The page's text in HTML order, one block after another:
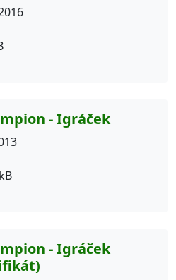
- Igráček
- Igráček